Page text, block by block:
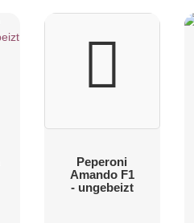
Peperoni
Amando F1
- ungebeizt